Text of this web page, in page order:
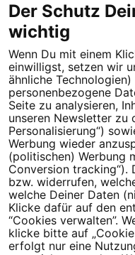
Dein Engagement macht
Millionen Menschen an.
Newsletter bestellen
Campact e.V.
IBAN DE95 2‍5‍1‍2 0‍5‍1‍0
SozialBank
Direkt online spenden
Der Schutz
wichtig
Wenn Du mit einem
einwilligst, setzen wir
ähnliche
personenbezogene
Seite zu analysieren,
unseren Newsletter zu
Personalisierung“)
Werbung wieder
(politischen) Werbung
Conversion tracking“).
bzw. widerrufen,
welche Deiner Daten
Klicke dafür auf den
“Cookies verwalten”.
klicke bitte auf
erfolgt nur eine